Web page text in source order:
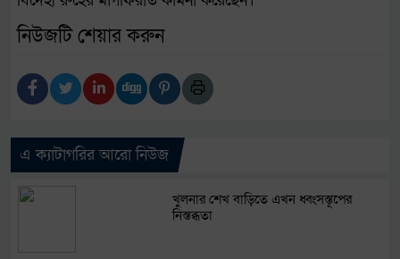
নিউজটি শেয়ার করুন
এ ক্যাটাগরির আরো নিউজ
খুলনার শেখ বাড়িতে এখন ধ্বংসস্তূপের
নিস্তব্ধতা